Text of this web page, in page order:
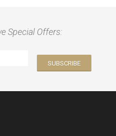
Special Offers: